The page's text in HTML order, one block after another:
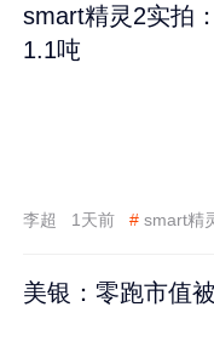
smart精灵2实拍
1.1吨
李超 1天前 # smart精
美银：零跑市值